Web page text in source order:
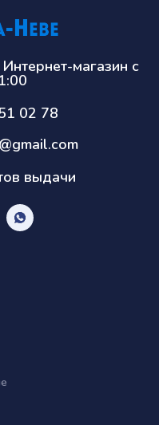
магазин с
02 78
выдачи